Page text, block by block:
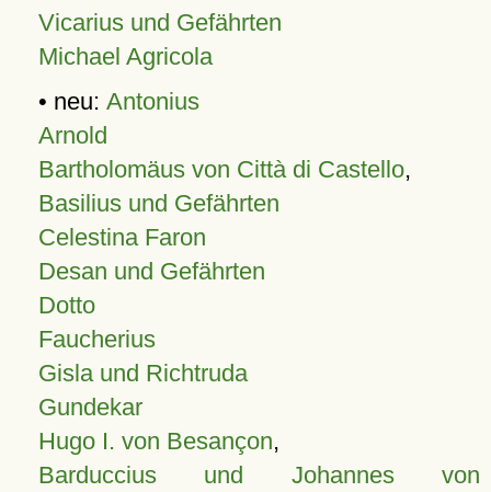
Vicarius und Gefährten
Michael Agricola
• neu: Antonius
Arnold
Bartholomäus von Città di Castello,
Basilius und Gefährten
Celestina Faron
Desan und Gefährten
Dotto
Faucherius
Gisla und Richtruda
Gundekar
Hugo I. von Besançon,
Barduccius und Johannes von